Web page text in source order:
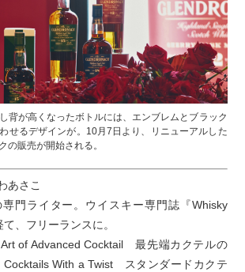
背が高くなったボトルには、エンブレムとブラック
せるデザインが。10月7日より、リニューアルした
の販売が開始される。
あさこ
門ライター。ウイスキー専門誌『Whisky
、フリーランスに。
of Advanced Cocktail 最先端カクテルの
Cocktails With a Twist スタンダードカクテ